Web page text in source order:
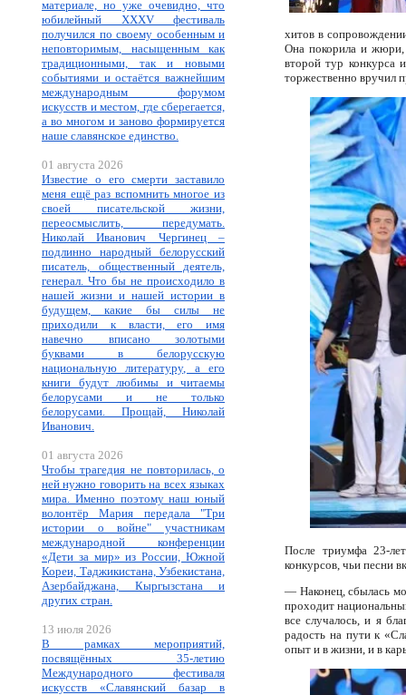
материале, но уже очевидно, что
юбилейный XXXV фестиваль
получился по своему особенным и
неповторимым, насыщенным как
традиционными, так и новыми
событиями и остаётся важнейшим
международным форумом
искусств и местом, где сберегается,
а во многом и заново формируется
наше славянское единство.
01 августа 2026
Известие о его смерти заставило
меня ещё раз вспомнить многое из
своей писательской жизни,
переосмыслить, передумать.
Николай Иванович Чергинец –
подлинно народный белорусский
писатель, общественный деятель,
генерал. Что бы не происходило в
нашей жизни и нашей истории в
будущем, какие бы силы не
приходили к власти, его имя
навечно вписано золотыми
буквами в белорусскую
национальную литературу, а его
книги будут любимы и читаемы
белорусами и не только
белорусами. Прощай, Николай
Иванович.
01 августа 2026
Чтобы трагедия не повторилась, о
ней нужно говорить на всех языках
мира. Именно поэтому наш юный
волонтёр Мария передала "Три
истории о войне" участникам
международной конференции
«Дети за мир» из России, Южной
Кореи, Таджикистана, Узбекистана,
Азербайджана, Кыргызстана и
других стран.
13 июля 2026
В рамках мероприятий,
посвящённых 35-летию
Международного фестиваля
искусств «Славянский базар в
хитов в
Она покорила и жюри,
второй тур конкурса
торжественно вручил
После триумфа 23-
конкурсов, чьи песни
— Наконец, сбылась
проходит
все случалось, и я
радость на пути к
опыт и в жизни, и в